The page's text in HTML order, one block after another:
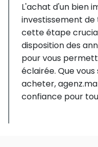
L'achat d'un bien
investissement de
cette étape
disposition des
pour vous
éclairée. Que
acheter,
confiance pour